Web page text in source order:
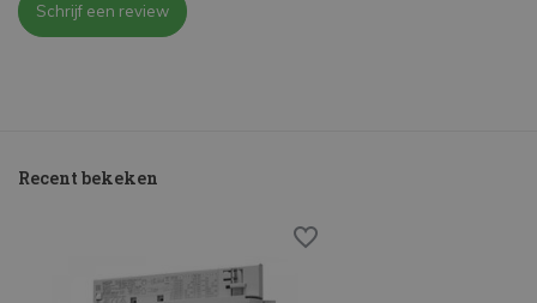
Schrijf een review
Recent bekeken